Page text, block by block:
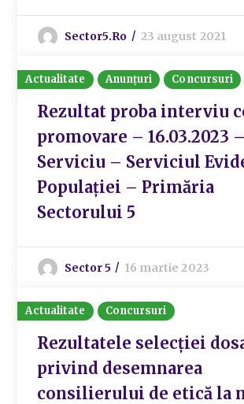
Sector5.ro 23 august 2021
Actualitate Anunțuri Concursuri
Rezultat proba interviu
promovare – 16.03.2023
Serviciu – Serviciul
Populației – Primăria
Sectorului 5
Sector 5 16 martie 2023
Actualitate Concursuri
Rezultatele selecției
privind desemnarea
consilierului de etică la